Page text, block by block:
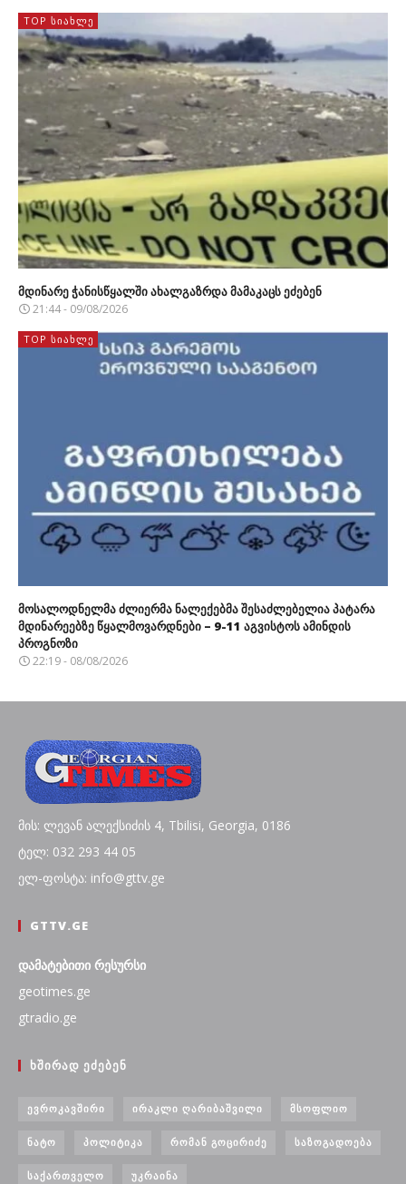
TOP ᲡᲘᲐᲮᲚᲔ
მდინარე ჭანისწყალში ახალგაზრდა მამაკაცს ეძებენ
21:44 - 09/08/2026
TOP ᲡᲘᲐᲮᲚᲔ
მოსალოდნელმა ძლიერმა ნალექებმა შესაძლებელია პატარა
მდინარეებზე წყალმოვარდნები – 9-11 აგვისტოს ამინდის
პროგნოზი
22:19 - 08/08/2026
მის: ლევან ალექსიძის 4, Tbilisi, Georgia, 0186
ტელ: 032 293 44 05
ელ-ფოსტა: info@gttv.ge
GTTV.GE
დამატებითი რესურსი
geotimes.ge
gtradio.ge
ᲮᲨᲘᲠᲐᲓ ᲔᲫᲔᲑᲔᲜ
ᲔᲕᲠᲝᲙᲐᲕᲨᲘᲠᲘ ᲘᲠᲐᲙᲚᲘ ᲦᲐᲠᲘᲑᲐᲨᲕᲘᲚᲘ ᲛᲡᲝᲤᲚᲘᲝ
ᲜᲐᲢᲝ ᲞᲝᲚᲘᲢᲘᲙᲐ ᲠᲝᲛᲐᲜ ᲒᲝᲪᲘᲠᲘᲫᲔ ᲡᲐᲖᲝᲒᲐᲓᲝᲔᲑᲐ
ᲡᲐᲥᲐᲠᲗᲕᲔᲚᲝ ᲣᲙᲠᲐᲘᲜᲐ